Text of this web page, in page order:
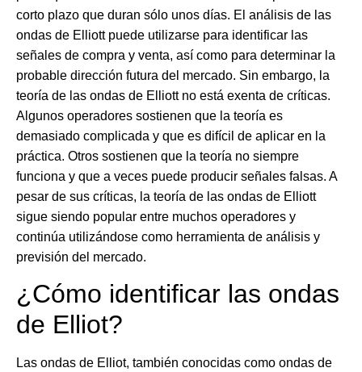
corto plazo que duran sólo unos días. El análisis de las
ondas de Elliott puede utilizarse para identificar las
señales de compra y venta, así como para determinar la
probable dirección futura del mercado. Sin embargo, la
teoría de las ondas de Elliott no está exenta de críticas.
Algunos operadores sostienen que la teoría es
demasiado complicada y que es difícil de aplicar en la
práctica. Otros sostienen que la teoría no siempre
funciona y que a veces puede producir señales falsas. A
pesar de sus críticas, la teoría de las ondas de Elliott
sigue siendo popular entre muchos operadores y
continúa utilizándose como herramienta de análisis y
previsión del mercado.
¿Cómo identificar las ondas
de Elliot?
Las ondas de Elliot, también conocidas como ondas de